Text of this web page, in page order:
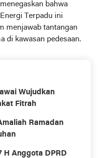
bahwa
Terpadu ini
menjawab tantangan
di kawasan pedesaan.
Wujudkan
Fitrah
Ramadan
H Anggota DPRD